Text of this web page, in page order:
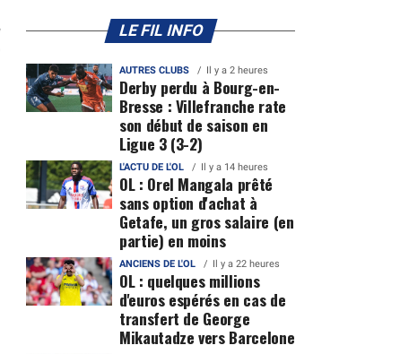
LE FIL INFO
AUTRES CLUBS Il y a 2 heures
Derby perdu à Bourg-en-
Bresse : Villefranche rate
son début de saison en
Ligue 3 (3-2)
L'ACTU DE L'OL Il y a 14 heures
OL : Orel Mangala prêté
sans option d'achat à
Getafe, un gros salaire (en
partie) en moins
ANCIENS DE L'OL Il y a 22 heures
OL : quelques millions
d'euros espérés en cas de
transfert de George
Mikautadze vers Barcelone